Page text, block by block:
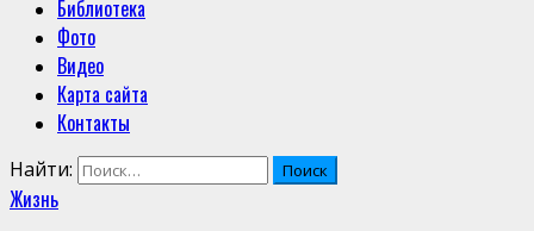
Библиотека
Фото
Видео
Карта сайта
Контакты
Найти:
Жизнь